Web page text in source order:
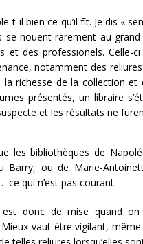
t-il bien ce qu’il fît. Je dis «
se nouent rarement au
et des professionels.
notamment des
richesse de la collection et
présentés, un libraire
et les résultats ne
les bibliothèques de
Barry, ou de Marie-
ce qui n’est pas courant.
est donc de mise quand
vaut être vigilant,